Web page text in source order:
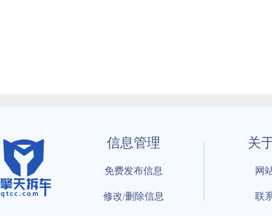
信息管理
免费发布信息
修改/删除信息
关
网
联